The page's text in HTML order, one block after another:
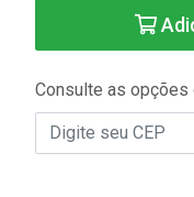
Consulte as opções